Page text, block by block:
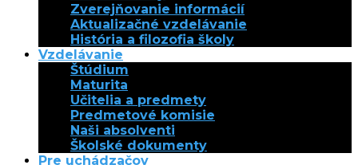
Zverejňovanie informácií
Aktualizačné vzdelávanie
História a filozofia školy
Vzdelávanie
Štúdium
Maturita
Učitelia a predmety
Predmetové komisie
Naši absolventi
Školské dokumenty
Pre uchádzačov